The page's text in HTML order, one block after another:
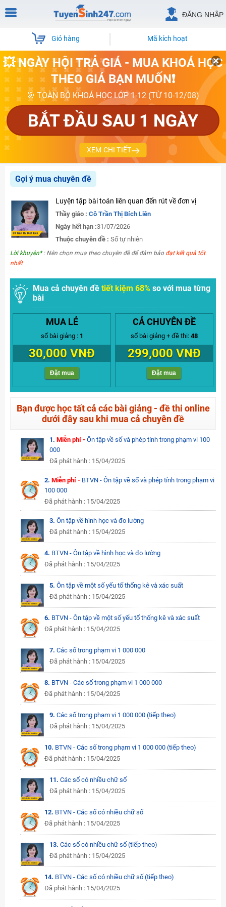
ĐĂNG NHẬP
Giỏ hàng Mã kích hoạt
💥 NGÀY HỘI TRẢ GIÁ - MUA KHOÁ HỌC
THEO GIÁ BẠN MUỐN❗
🎯 TOÀN BỘ KHOÁ HỌC LỚP 1-12 (TỪ 10-12/08)
BẮT ĐẦU SAU 1 NGÀY
XEM CHI TIẾT
Gợi ý mua chuyên đề
Luyện tập bài toán liên quan đến rút về đơn vị
Thầy giáo : Cô Trần Thị Bích Liên
Ngày hết hạn :31/07/2026
Thuộc chuyên đề : Số tự nhiên
Lời khuyên*: Nên chọn mua theo chuyên đề để đảm bảo đạt kết quả tốt
nhất
Mua cả chuyên đề tiết kiệm 68% so với mua từng
bài
MUA LẺ
số bài giảng : 1
30,000 VNĐ
Đặt mua
CẢ CHUYÊN ĐỀ
số bài giảng + đề thi: 48
299,000 VNĐ
Đặt mua
Bạn được học tất cả các bài giảng - đề thi online
dưới đây sau khi mua cả chuyên đề
1. Miễn phí - Ôn tập về số và phép tính trong phạm vi 100
000
Đã phát hành : 15/04/2025
2.Miễn phí - BTVN - Ôn tập về số và phép tính trong phạm vi
100 000
Đã phát hành : 15/04/2025
3. Ôn tập về hình học và đo lường
Đã phát hành : 15/04/2025
4. BTVN - Ôn tập về hình học và đo lường
Đã phát hành : 15/04/2025
5. Ôn tập về một số yếu tố thống kê và xác suất
Đã phát hành : 15/04/2025
6. BTVN - Ôn tập về một số yếu tố thống kê và xác suất
Đã phát hành : 15/04/2025
7. Các số trong phạm vi 1 000 000
Đã phát hành : 15/04/2025
8. BTVN - Các số trong phạm vi 1 000 000
Đã phát hành : 15/04/2025
9. Các số trong phạm vi 1 000 000 (tiếp theo)
Đã phát hành : 15/04/2025
10. BTVN - Các số trong phạm vi 1 000 000 (tiếp theo)
Đã phát hành : 15/04/2025
11. Các số có nhiều chữ số
Đã phát hành : 15/04/2025
12. BTVN - Các số có nhiều chữ số
Đã phát hành : 15/04/2025
13. Các số có nhiều chữ số (tiếp theo)
Đã phát hành : 15/04/2025
14. BTVN - Các số có nhiều chữ số (tiếp theo)
Đã phát hành : 15/04/2025